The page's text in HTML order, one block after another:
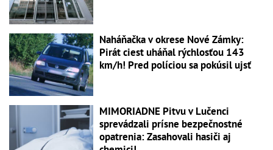
Naháňačka v okrese Nové Zámky:
Pirát ciest uháňal rýchlosťou 143
km/h! Pred políciou sa pokúsil ujsť
MIMORIADNE Pitvu v Lučenci
sprevádzali prísne bezpečnostné
opatrenia: Zasahovali hasiči aj